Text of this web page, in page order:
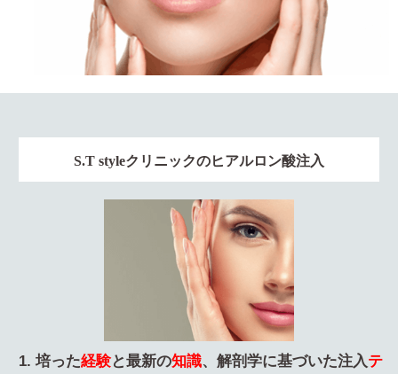
S.T styleクリニックのヒアルロン酸注入
培った経験と最新の知識、解剖学に基づいた注入テ